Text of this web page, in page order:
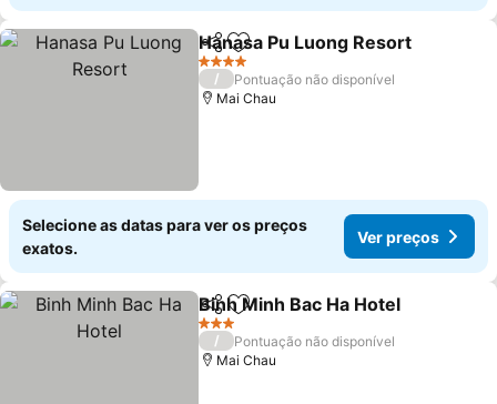
PartilharAdicionar aos favoritos
Hanasa Pu Luong Resort
4 Estrelas
/
Pontuação não disponível
Mai Chau
Selecione as datas para ver os preços
exatos.
Ver preços
PartilharAdicionar aos favoritos
Binh Minh Bac Ha Hotel
3 Estrelas
/
Pontuação não disponível
Mai Chau